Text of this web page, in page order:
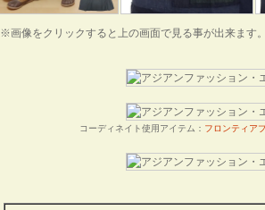
※画像をクリックすると上の画面で見る事が出来ます。
コーディネイト使用アイテム： フロンティア